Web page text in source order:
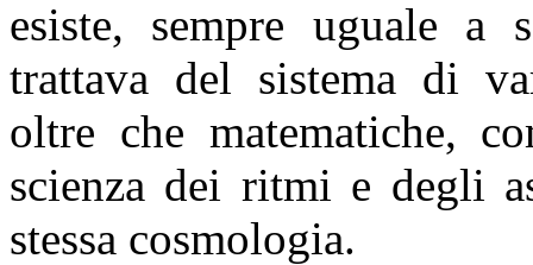
esiste, sempre uguale a
trattava del sistema di
oltre che matematiche,
scienza dei ritmi e degli
stessa cosmologia.